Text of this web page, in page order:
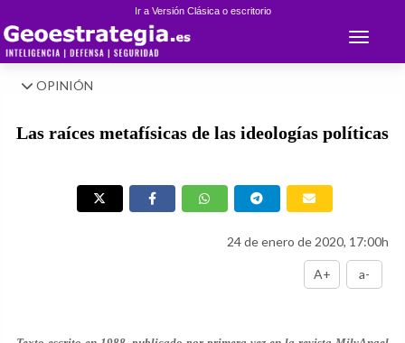
Ir a Versión Clásica o escritorio
Toggle
OPINIÓN
Las raíces metafísicas de las ideologías políticas
24 de enero de 2020, 17:00h
A+ a-